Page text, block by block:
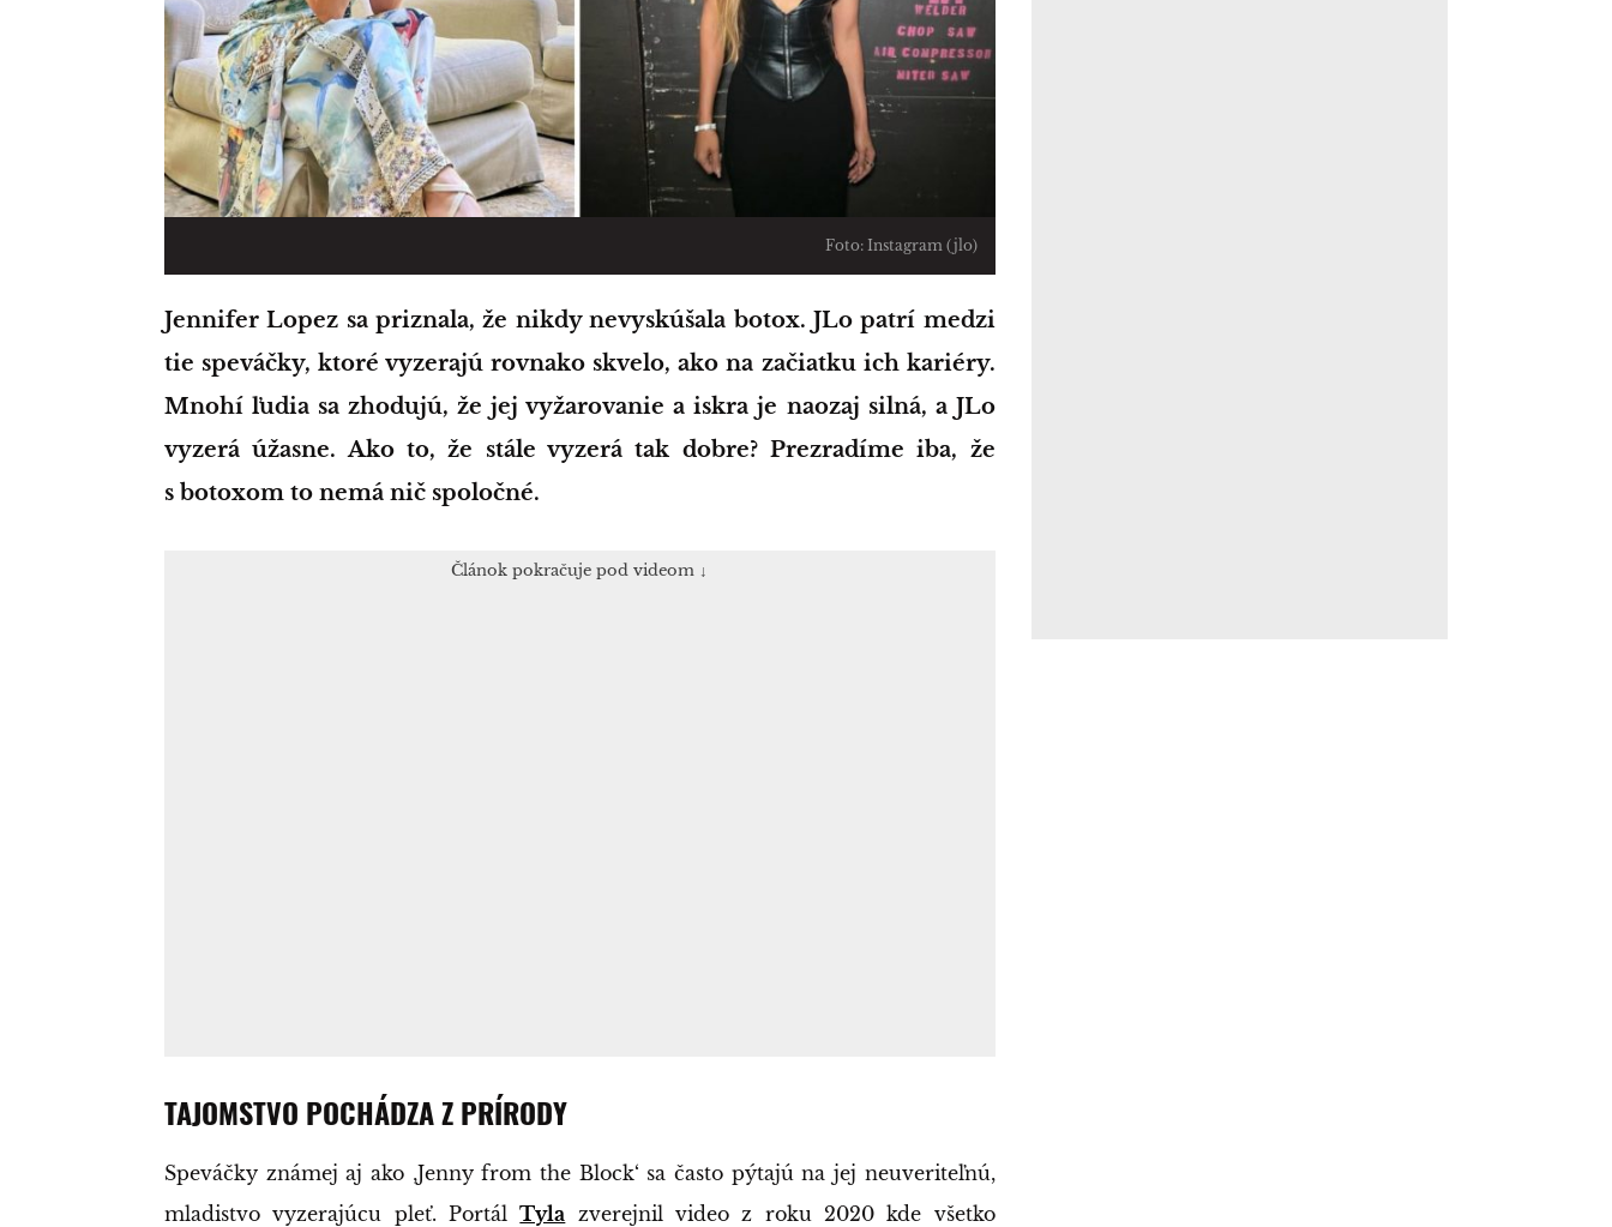
Foto: Instagram (jlo)
Jennifer Lopez sa priznala, že nikdy nevyskúšala botox. JLo patrí medzi
tie speváčky, ktoré vyzerajú rovnako skvelo, ako na začiatku ich kariéry.
Mnohí ľudia sa zhodujú, že jej vyžarovanie a iskra je naozaj silná, a JLo
vyzerá úžasne. Ako to, že stále vyzerá tak dobre? Prezradíme iba, že
s botoxom to nemá nič spoločné.
Článok pokračuje pod videom ↓
TAJOMSTVO POCHÁDZA Z PRÍRODY
Speváčky známej aj ako ‚Jenny from the Block‘ sa často pýtajú na jej neuveriteľnú,
mladistvo vyzerajúcu pleť. PortálTyla zverejnil video z roku 2020 kde všetko